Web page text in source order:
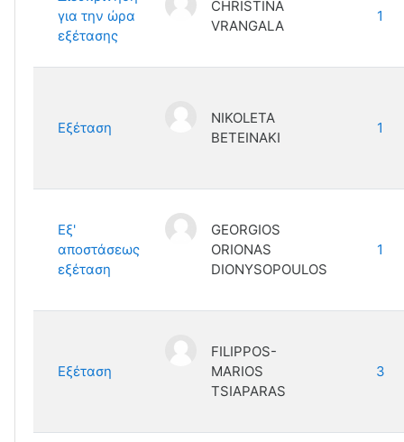
για την ώρα
εξέτασης
CHRISTINA
VRANGALA
1
Εξέταση
NIKOLETA
BETEINAKI
1
Εξ'
αποστάσεως
εξέταση
GEORGIOS
ORIONAS
DIONYSOPOULOS
1
Εξέταση
FILIPPOS-
MARIOS
TSIAPARAS
3